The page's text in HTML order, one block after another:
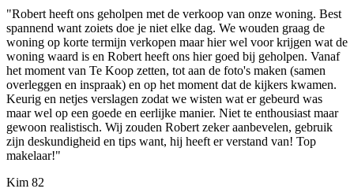
"Robert heeft ons geholpen met de verkoop van onze woning. Best
spannend want zoiets doe je niet elke dag. We wouden graag de
woning op korte termijn verkopen maar hier wel voor krijgen wat de
woning waard is en Robert heeft ons hier goed bij geholpen. Vanaf
het moment van Te Koop zetten, tot aan de foto's maken (samen
overleggen en inspraak) en op het moment dat de kijkers kwamen.
Keurig en netjes verslagen zodat we wisten wat er gebeurd was
maar wel op een goede en eerlijke manier. Niet te enthousiast maar
gewoon realistisch. Wij zouden Robert zeker aanbevelen, gebruik
zijn deskundigheid en tips want, hij heeft er verstand van! Top
makelaar!"
Kim 82